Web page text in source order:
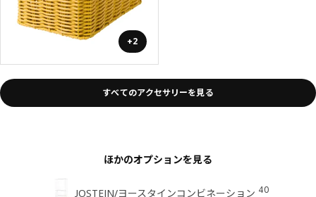
+2
すべてのアクセサリーを見る
ほかのオプションを見る
JOSTEIN/ヨースタインコンビネーション 40